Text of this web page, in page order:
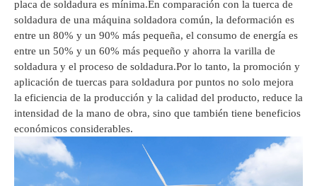
placa de soldadura es mínima.En comparación con la tuerca de
soldadura de una máquina soldadora común, la deformación es
entre un 80% y un 90% más pequeña, el consumo de energía es
entre un 50% y un 60% más pequeño y ahorra la varilla de
soldadura y el proceso de soldadura.Por lo tanto, la promoción y
aplicación de tuercas para soldadura por puntos no solo mejora
la eficiencia de la producción y la calidad del producto, reduce la
intensidad de la mano de obra, sino que también tiene beneficios
económicos considerables.